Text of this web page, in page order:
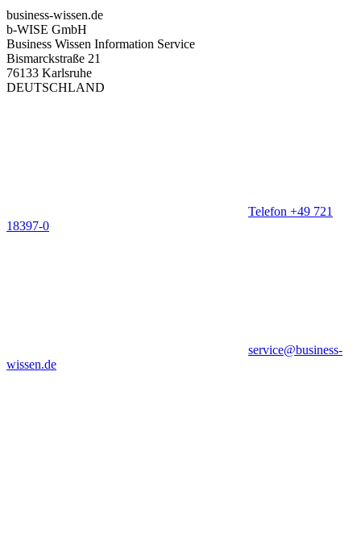
business-wissen.de
b-WISE GmbH
Business Wissen Information Service
Bismarckstraße 21
76133 Karlsruhe
DEUTSCHLAND
Telefon +49 721
18397-0
service@business-
wissen.de